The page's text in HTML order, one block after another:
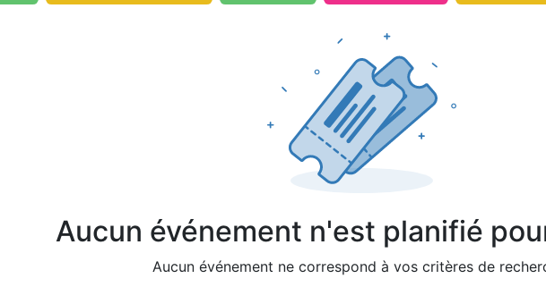
Aucun événement n'est planifié
Aucun événement ne correspond à vos critères de